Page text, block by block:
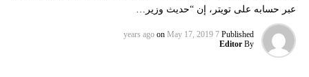
عبر حسابه على تويتر، إن “حديث وزير…
Published
7 years ago
on May 17, 2019
By
Editor